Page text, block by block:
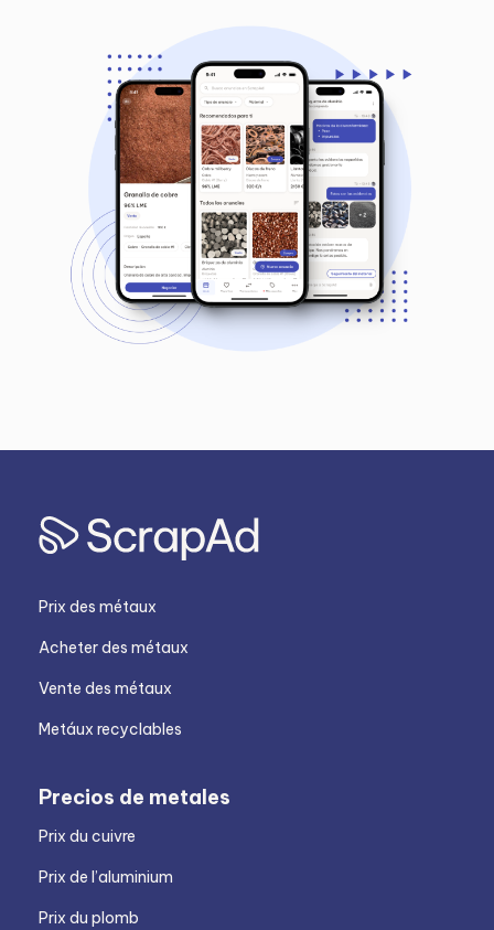
Prix des métaux
Acheter des métaux
Vente des métaux
Metáux recyclables
Precios de metales
Prix du cuivre
Prix de l’aluminium
Prix du plomb